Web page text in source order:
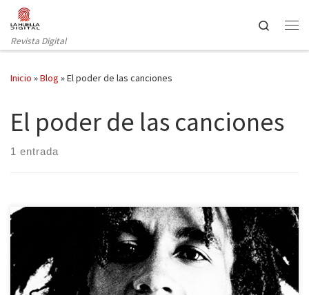
Saltar al contenido
Revista Digital
Search
Inicio »Blog »El poder de las canciones
El poder de las canciones
1 entrada
La exposición sonora “El poder de las canciones” empezó a sonar
en Matadero el pasado 29 de enero y estará expuesta hasta
octubre. La colección, comisariada por el director Rockdelux,